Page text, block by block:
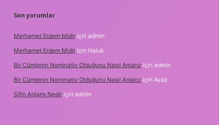
Son yorumlar
Merhamet Erdem Midir için admin
Merhamet Erdem Midir için Haluk
Bir Cümlenin Nominativ Olduğunu Nasıl Anlarız için admin
Bir Cümlenin Nominativ Olduğunu Nasıl Anlarız için Ayaz
Sifin Anlamı Nedir için admin